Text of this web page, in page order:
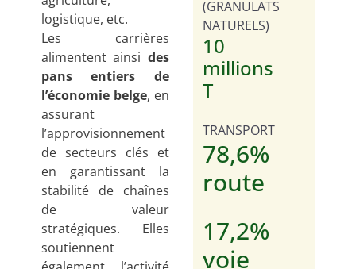
logistique, etc.
Les carrières
alimentent ainsi des
pans entiers de
l’économie belge, en
assurant
l’approvisionnement
de secteurs clés et
en garantissant la
stabilité de chaînes
de valeur
stratégiques. Elles
soutiennent
(GRANULATS
NATURELS)
10
millions
T
TRANSPORT
78,6%
route
17,2%
voie